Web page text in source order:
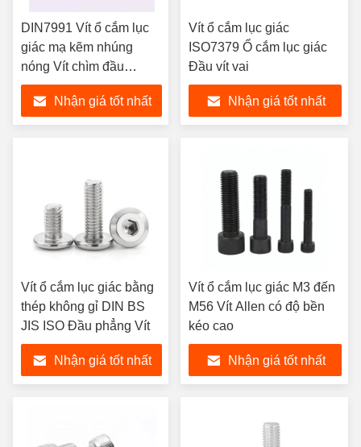
DIN7991 Vít ổ cắm lục
giác mạ kẽm nhúng
nóng Vít chìm đầu
phẳng
Nhận giá tốt nhất
Vít ổ cắm lục giác
ISO7379 Ổ cắm lục giác
Đầu vít vai
Nhận giá tốt nhất
Vít ổ cắm lục giác bằng
thép không gỉ DIN BS
JIS ISO Đầu phẳng Vít
Nhận giá tốt nhất
Vít ổ cắm lục giác M3 đến
M56 Vít Allen có độ bền
kéo cao
Nhận giá tốt nhất